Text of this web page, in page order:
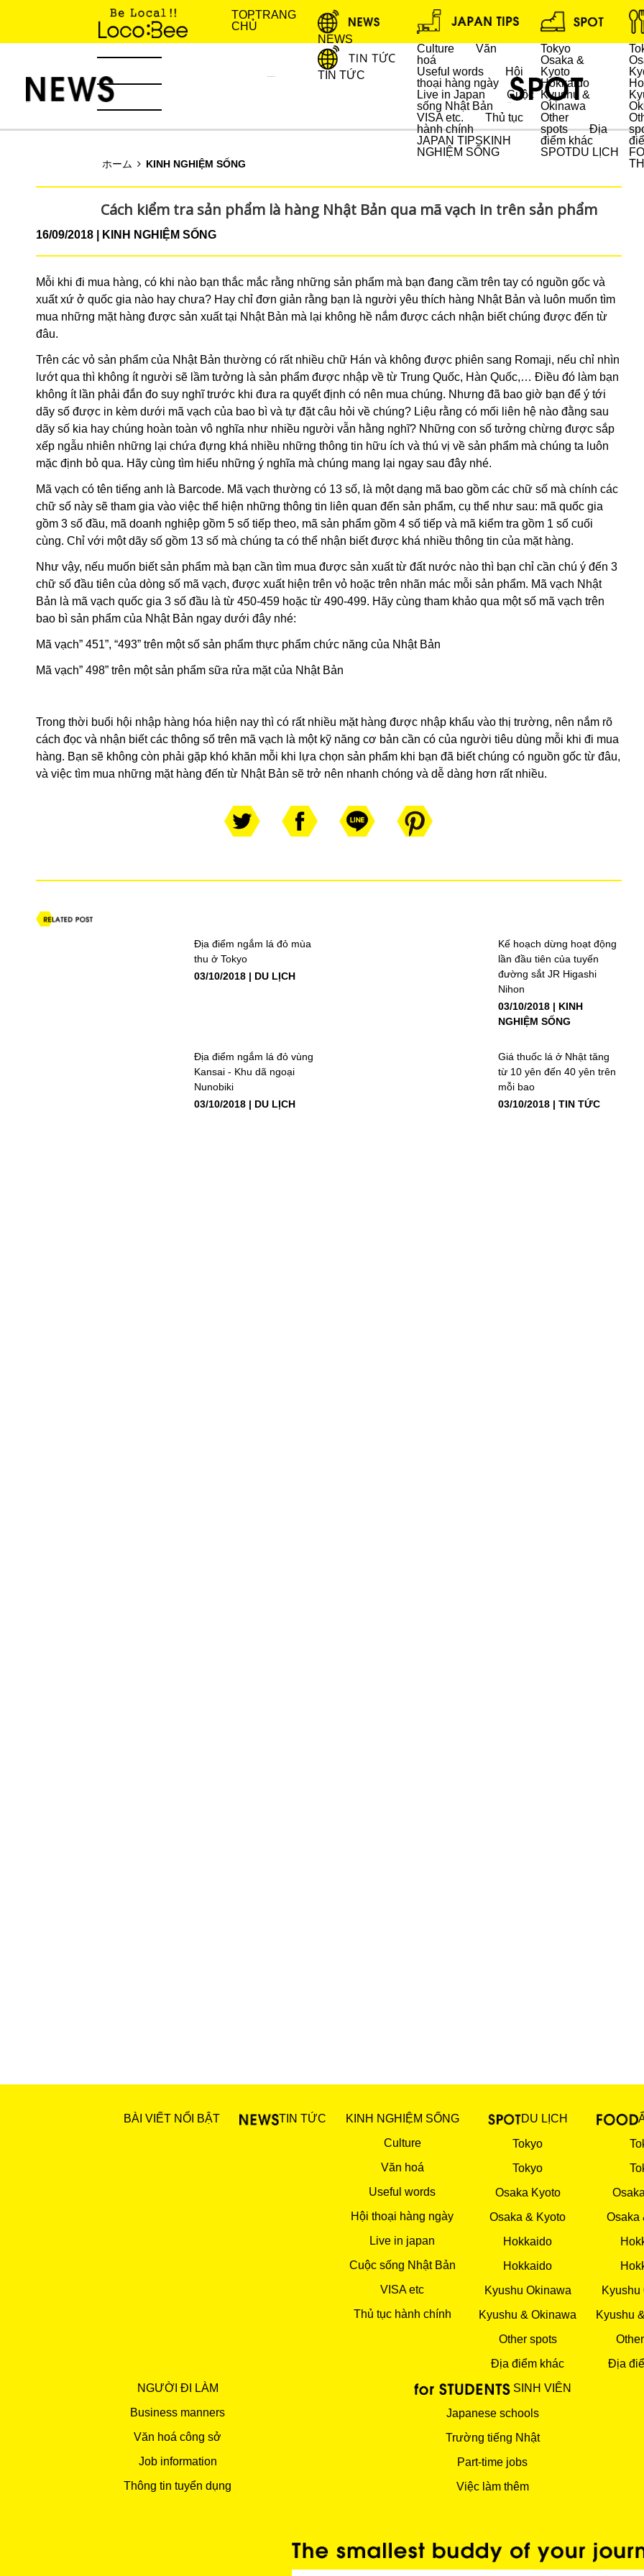
TOPTRANG
CHỦ
NEWS
TIN TỨC
Culture
Văn
hoá
Useful words
Hội
thoại hàng ngày
Live in Japan
Cuộc
sống Nhật Bản
VISA etc.
Thủ tục
hành chính
JAPAN TIPSKINH
NGHIỆM SỐNG
Tokyo
Osaka &
Kyoto
Hokkaido
Kyushu &
Okinawa
Other
spots
Địa
điểm khác
SPOTDU LỊCH
ホーム KINH NGHIỆM SỐNG
Cách kiểm tra sản phẩm là hàng Nhật Bản qua mã vạch in trên sản phẩm
16/09/2018 KINH NGHIỆM SỐNG
Mỗi khi đi mua hàng, có khi nào bạn thắc mắc rằng những sản phẩm mà bạn đang cầm trên tay có nguồn gốc và
xuất xứ ở quốc gia nào hay chưa? Hay chỉ đơn giản rằng bạn là người yêu thích hàng Nhật Bản và luôn muốn tìm
mua những mặt hàng được sản xuất tại Nhật Bản mà lại không hề nắm được cách nhận biết chúng được đến từ
đâu.
Trên các vỏ sản phẩm của Nhật Bản thường có rất nhiều chữ Hán và không được phiên sang Romaji, nếu chỉ nhìn
lướt qua thì không ít người sẽ lầm tưởng là sản phẩm được nhập về từ Trung Quốc, Hàn Quốc,… Điều đó làm bạn
không ít lần phải đắn đo suy nghĩ trước khi đưa ra quyết định có nên mua chúng. Nhưng đã bao giờ bạn để ý tới
dãy số được in kèm dưới mã vạch của bao bì và tự đặt câu hỏi về chúng? Liệu rằng có mối liên hệ nào đằng sau
dãy số kia hay chúng hoàn toàn vô nghĩa như nhiều người vẫn hằng nghĩ? Những con số tưởng chừng được sắp
xếp ngẫu nhiên những lại chứa đựng khá nhiều những thông tin hữu ích và thú vị về sản phẩm mà chúng ta luôn
mặc định bỏ qua. Hãy cùng tìm hiểu những ý nghĩa mà chúng mang lại ngay sau đây nhé.
Mã vạch có tên tiếng anh là Barcode. Mã vạch thường có 13 số, là một dạng mã bao gồm các chữ số mà chính các
chữ số này sẽ tham gia vào việc thể hiện những thông tin liên quan đến sản phẩm, cụ thể như sau: mã quốc gia
gồm 3 số đầu, mã doanh nghiệp gồm 5 số tiếp theo, mã sản phẩm gồm 4 số tiếp và mã kiểm tra gồm 1 số cuối
cùng. Chỉ với một dãy số gồm 13 số mà chúng ta có thể nhận biết được khá nhiều thông tin của mặt hàng.
Như vậy, nếu muốn biết sản phẩm mà bạn cần tìm mua được sản xuất từ đất nước nào thì bạn chỉ cần chú ý đến 3
chữ số đầu tiên của dòng số mã vạch, được xuất hiện trên vỏ hoặc trên nhãn mác mỗi sản phẩm. Mã vạch Nhật
Bản là mã vạch quốc gia 3 số đầu là từ 450-459 hoặc từ 490-499. Hãy cùng tham khảo qua một số mã vạch trên
bao bì sản phẩm của Nhật Bản ngay dưới đây nhé:
Mã vạch” 451”, “493” trên một số sản phẩm thực phẩm chức năng của Nhật Bản
Mã vạch” 498” trên một sản phẩm sữa rửa mặt của Nhật Bản
Trong thời buổi hội nhập hàng hóa hiện nay thì có rất nhiều mặt hàng được nhập khẩu vào thị trường, nên nắm rõ
cách đọc và nhận biết các thông số trên mã vạch là một kỹ năng cơ bản cần có của người tiêu dùng mỗi khi đi mua
hàng. Bạn sẽ không còn phải gặp khó khăn mỗi khi lựa chọn sản phẩm khi bạn đã biết chúng có nguồn gốc từ đâu,
và việc tìm mua những mặt hàng đến từ Nhật Bản sẽ trở nên nhanh chóng và dễ dàng hơn rất nhiều.
Địa điểm ngắm lá đỏ mùa
thu ở Tokyo
03/10/2018
DU LỊCH
Kế hoạch dừng hoạt động
lần đầu tiên của tuyến
đường sắt JR Higashi
Nihon
03/10/2018
KINH
NGHIỆM SỐNG
Địa điểm ngắm lá đỏ vùng
Kansai - Khu dã ngoại
Nunobiki
03/10/2018
DU LỊCH
Giá thuốc lá ở Nhật tăng
từ 10 yên đến 40 yên trên
mỗi bao
03/10/2018
TIN TỨC
BÀI VIẾT NỔI BẬT TIN TỨC
KINH NGHIỆM SỐNG
Culture
Văn hoá
Useful words
Hội thoại hàng ngày
Live in japan
Cuộc sống Nhật Bản
VISA etc
Thủ tục hành chính
DU LỊCH
Tokyo
Tokyo
Osaka Kyoto
Osaka & Kyoto
Hokkaido
Hokkaido
Kyushu Okinawa
Kyushu & Okinawa
Other spots
Địa điểm khác
Osaka
Kyushu
Kyushu
Địa
NGƯỜI ĐI LÀM
Business manners
Văn hoá công sở
Job information
Thông tin tuyển dụng
SINH VIÊN
Japanese schools
Trường tiếng Nhật
Part-time jobs
Việc làm thêm